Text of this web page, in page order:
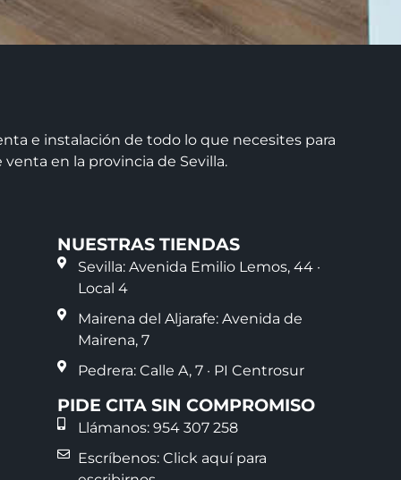
e instalación de todo lo que necesites para
en la provincia de Sevilla.
NUESTRAS TIENDAS
Sevilla: Avenida Emilio Lemos, 44 ·
Local 4
Mairena del Aljarafe: Avenida de
Mairena, 7
Pedrera: Calle A, 7 · PI Centrosur
PIDE CITA SIN COMPROMISO
Llámanos: 954 307 258
Escríbenos: Click aquí para